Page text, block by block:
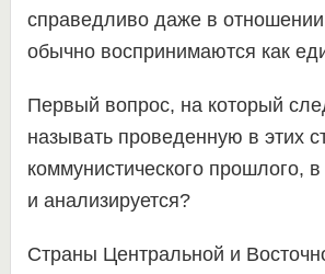
справедливо даже в отношении
обычно воспринимаются как
Первый вопрос, на который
называть проведенную в этих
коммунистического прошлого,
и анализируется?
Страны Центральной и